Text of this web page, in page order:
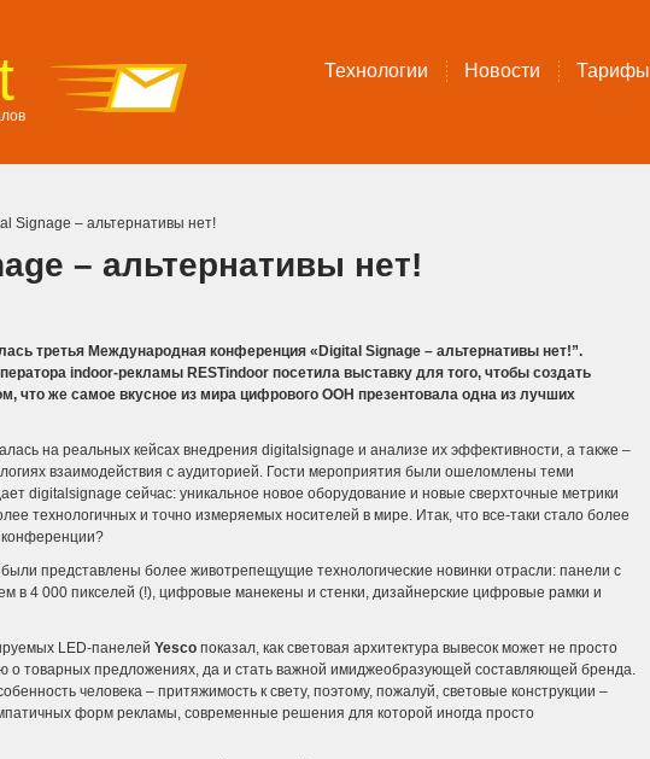
Технологии Новости Тарифы
Signage – альтернативы нет!
– альтернативы нет!
третья Международная конференция «Digital Signage – альтернативы нет!”.
indoor-рекламы RESTindoor посетила выставку для того, чтобы создать
что же самое вкусное из мира цифрового ООН презентовала одна из лучших
на реальных кейсах внедрения digitalsignage и анализе их эффективности, а также –
взаимодействия с аудиторией. Гости мероприятия были ошеломлены теми
digitalsignage сейчас: уникальное новое оборудование и новые сверхточные метрики
технологичных и точно измеряемых носителей в мире. Итак, что все-таки стало более
представлены более животрепещущие технологические новинки отрасли: панели с
в 4 000 пикселей (!), цифровые манекены и стенки, дизайнерские цифровые рамки и
LED-панелей Yesco показал, как световая архитектура вывесок может не просто
о товарных предложениях, да и стать важной имиджеобразующей составляющей бренда.
человека – притяжимость к свету, поэтому, пожалуй, световые конструкции –
форм рекламы, современные решения для которой иногда просто